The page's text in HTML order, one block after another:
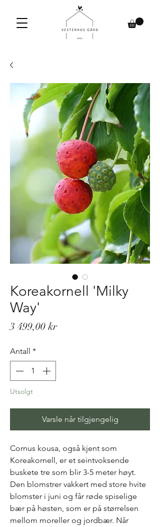
Koreakornell 'Milky
Way'
3 499,00 krPris
Antall *
Utsolgt
Varsle når tilgjengelig
Cornus kousa, også kjent som
Koreakornell, er et seintvoksende
buskete tre som blir 3-5 meter høyt.
Den blomstrer vakkert med store hvite
blomster i juni og får røde spiselige
bær på høsten, som er på størrelsen
mellom moreller og jordbær. Når